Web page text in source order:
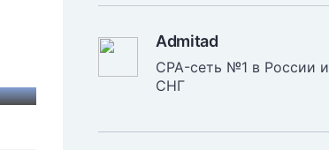
Admitad
CPA-сеть №1 в России и
СНГ